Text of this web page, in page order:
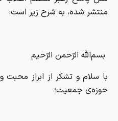
منتشر شده، به شرح زیر است:
بسم‌الله الرّحمن الرّحیم
با سلام و تشکر از ابراز
حوزه‌ی جمعیت؛